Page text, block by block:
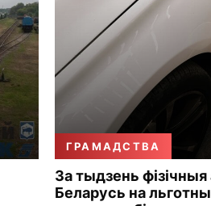
ГРАМАДСТВА
За тыдзень фізічныя
Беларусь на